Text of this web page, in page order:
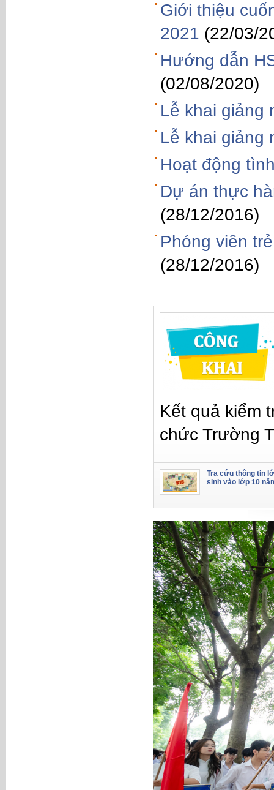
Giới thiệu
2021 (22/03/
Hướng dẫn
(02/08/2020)
Lễ khai giảng
Lễ khai giảng
Hoạt động
Dự án thực
(28/12/2016)
Phóng viên
(28/12/2016)
Kết quả kiểm
chức Trường
Tra cứu thông tin
sinh vào lớp 10